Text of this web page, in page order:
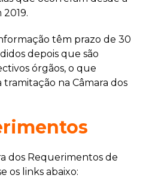
têm prazo de 30
depois que são
órgãos, o que
na Câmara dos
dos Requerimentos de
os links abaixo: